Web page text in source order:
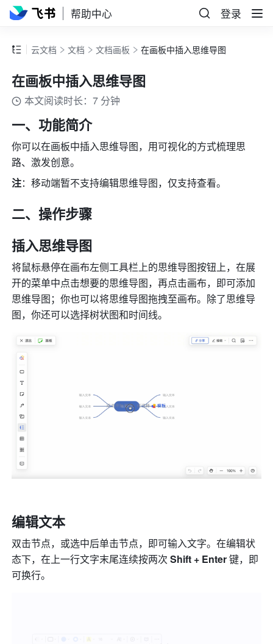
帮助中心 登录
云文档 文档 文档画板 在画板中插入思维导图
在画板中插入思维导图
本文阅读时长：7 分钟
一、功能简介
你可以在画板中插入思维导图，用可视化的方式梳理思
路、激发创意。
注：移动端暂不支持编辑思维导图，仅支持查看。
二、操作步骤
插入思维导图
将鼠标悬停在画布左侧工具栏上的思维导图按钮上，在展
开的菜单中点击想要的思维导图，再点击画布，即可添加
思维导图；你也可以将思维导图拖拽至画布。除了思维导
图，你还可以选择树状图和时间线。
编辑文本
双击节点，或选中后单击节点，即可输入文字。在编辑状
态下，在上一行文字末尾连续按两次 Shift + Enter 键，即
可换行。